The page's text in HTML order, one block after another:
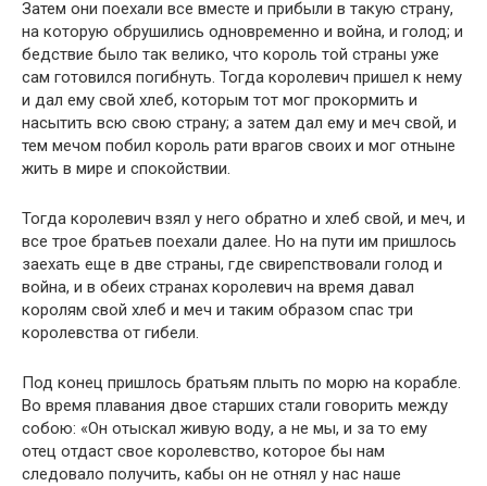
Затем они поехали все вместе и прибыли в такую страну,
на которую обрушились одновременно и война, и голод; и
бедствие было так велико, что король той страны уже
сам готовился погибнуть. Тогда королевич пришел к нему
и дал ему свой хлеб, которым тот мог прокормить и
насытить всю свою страну; а затем дал ему и меч свой, и
тем мечом побил король рати врагов своих и мог отныне
жить в мире и спокойствии.
Тогда королевич взял у него обратно и хлеб свой, и меч, и
все трое братьев поехали далее. Но на пути им пришлось
заехать еще в две страны, где свирепствовали голод и
война, и в обеих странах королевич на время давал
королям свой хлеб и меч и таким образом спас три
королевства от гибели.
Под конец пришлось братьям плыть по морю на корабле.
Во время плавания двое старших стали говорить между
собою: «Он отыскал живую воду, а не мы, и за то ему
отец отдаст свое королевство, которое бы нам
следовало получить, кабы он не отнял у нас наше